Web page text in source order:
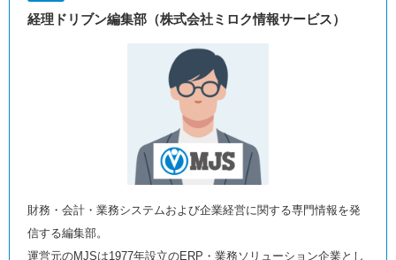
経理ドリブン編集部（株式会社ミロク情報サービス）
財務・会計・業務システムおよび企業経営に関する専門情報を発
信する編集部。
運営元のMJSは1977年設立のERP・業務ソリューション企業とし